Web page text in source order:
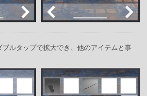
ブルタップで拡大でき、他のアイテムと事